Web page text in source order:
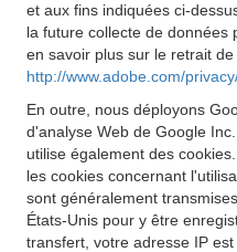
et aux fins indiquées ci-
la future collecte de données
en savoir plus sur le retrait de
http://www.adobe.com/
En outre, nous déployons
d'analyse Web de Google
utilise également des
les cookies concernant
sont généralement
États-Unis pour y être
transfert, votre adresse IP